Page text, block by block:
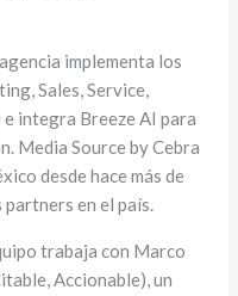
implementa los
Sales, Service,
integra Breeze AI para
Media Source by Cebra
desde hace más de
en el país.
trabaja con Marco
Accionable), un